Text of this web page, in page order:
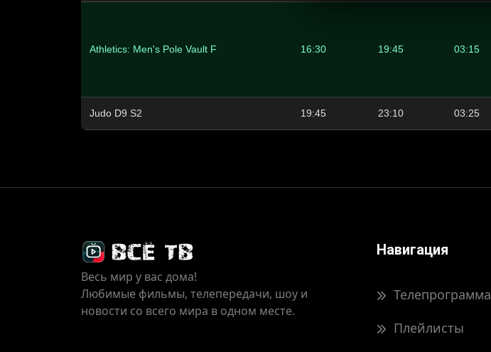
Athletics: Men's Pole Vault F 16:30 19:45 03:15
Judo D9 S2 19:45 23:10 03:25
Весь мир у вас дома!
Любимые фильмы, телепередачи, шоу и
новости со всего мира в одном месте.
Навигация
Телепрограмма
Плейлисты